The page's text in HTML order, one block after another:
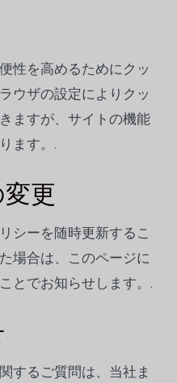
性を高めるためにクッ
ウザの設定によりクッ
ますが、サイトの機能
ます。.
更
シーを随時更新するこ
場合は、このページに
とでお知らせします。.
するご質問は、当社ま